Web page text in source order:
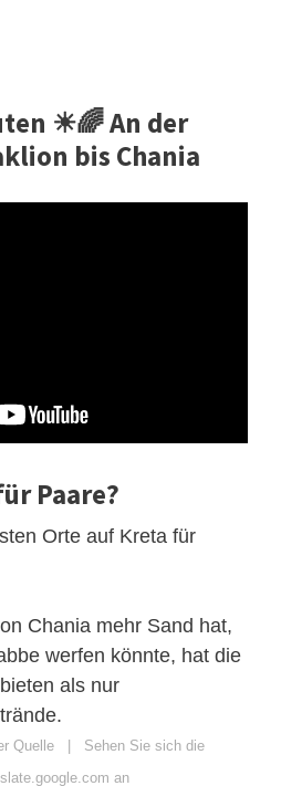
☀🌈 An der
bis Chania
Paare?
Orte auf Kreta für
Chania mehr Sand hat,
werfen könnte, hat die
als nur
Quelle | Sehen Sie sich die
an